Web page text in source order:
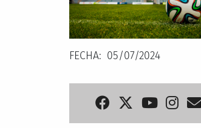
FECHA 05/07/2024